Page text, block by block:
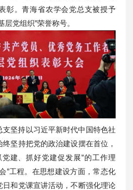
彰。青海省农学会党总支被授予
党组织”荣誉称号。
支坚持以习近平新时代中国特色社
坚持把党的政治建设摆在首位，
建、抓好党建促发展”的工作理
”工程。在思想建设方面，常态化
日和党课宣讲活动，不断强化理论